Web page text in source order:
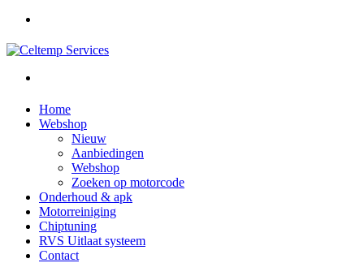
Home
Webshop
Nieuw
Aanbiedingen
Webshop
Zoeken op motorcode
Onderhoud & apk
Motorreiniging
Chiptuning
RVS Uitlaat systeem
Contact